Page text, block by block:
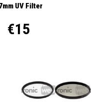
UV Filter
€15